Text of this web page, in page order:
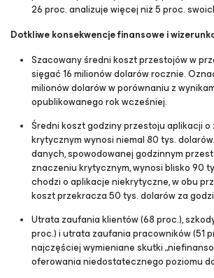
26 proc. analizuje więcej niż 5 proc.
Dotkliwe konsekwencje finansowe i
Szacowany średni koszt przestojów w
sięgać 16 milionów dolarów rocznie.
milionów dolarów w porównaniu z
opublikowanego rok wcześniej.
Średni koszt godziny przestoju aplikacji
krytycznym wynosi niemal 80 tys.
danych, spowodowanej godzinnym
znaczeniu krytycznym, wynosi blisko 90
chodzi o aplikacje niekrytyczne, w obu
koszt przekracza 50 tys. dolarów za
Utrata zaufania klientów (68 proc.),
proc.) i utrata zaufania pracowników (51
najczęściej wymieniane skutki
oferowania niedostatecznego poziomu